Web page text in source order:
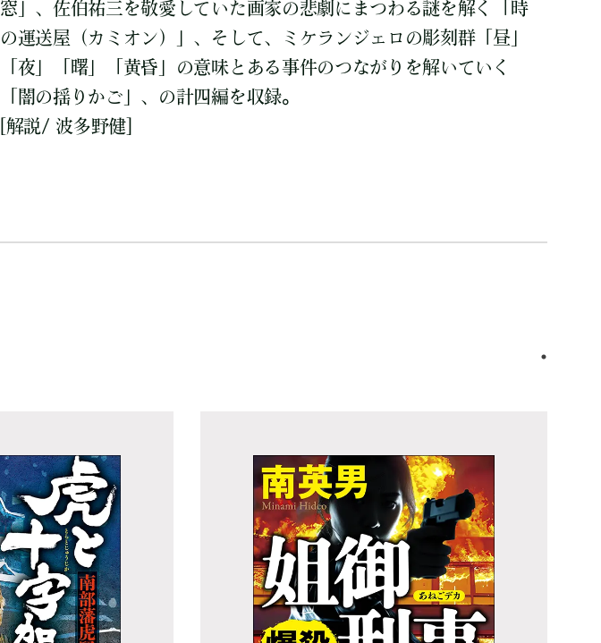
窓」、佐伯祐三を敬愛していた画家の悲劇にまつわる謎を解く「時
の運送屋（カミオン）」、そして、ミケランジェロの彫刻群「昼」
「夜」「曙」「黄昏」の意味とある事件のつながりを解いていく
「闇の揺りかご」、の計四編を収録。
[解説/ 波多野健]